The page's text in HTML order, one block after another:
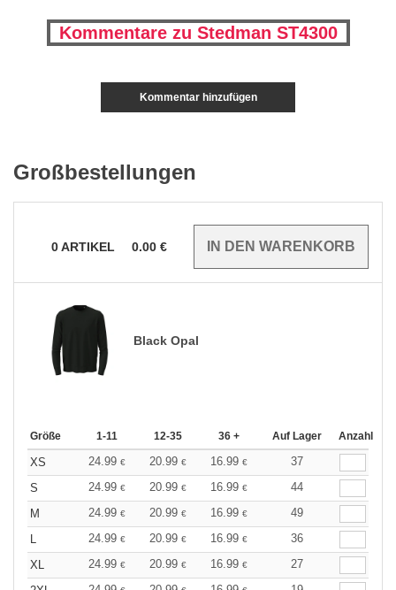
Kommentare zu Stedman ST4300
Kommentar hinzufügen
Großbestellungen
0ARTIKEL 0.00 €
Black Opal
Größe 1-11 12-35 36 + Auf Lager Anzahl
XS 24.99 € 20.99 € 16.99 €
37
S
24.99 € 20.99 € 16.99 €
44
M
24.99 € 20.99 € 16.99 €
49
L
24.99 € 20.99 € 16.99 €
36
XL
24.99 € 20.99 € 16.99 €
27